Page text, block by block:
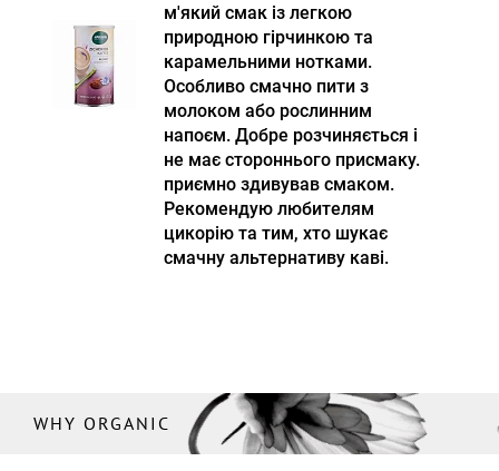
м'який смак із легкою
природною гірчинкою та
карамельними нотками.
Особливо смачно пити з
молоком або рослинним
напоєм. Добре розчиняється і
не має стороннього присмаку.
приємно здивував смаком.
Рекомендую любителям
цикорію та тим, хто шукає
смачну альтернативу каві.
WHY ORGANIC